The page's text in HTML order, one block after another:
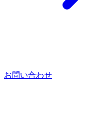
お問い合わせ